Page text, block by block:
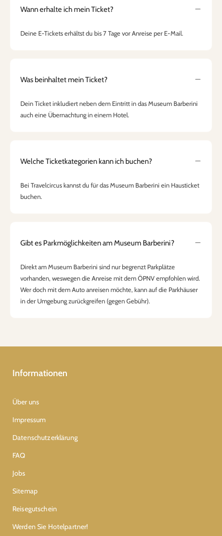
Wann erhalte ich mein Ticket?
Deine E-Tickets erhältst du bis 7 Tage vor Anreise per E-Mail.
Was beinhaltet mein Ticket?
Dein Ticket inkludiert neben dem Eintritt in das Museum Barberini
auch eine Übernachtung in einem Hotel.
Welche Ticketkategorien kann ich buchen?
Bei Travelcircus kannst du für das Museum Barberini ein Hausticket
buchen.
Gibt es Parkmöglichkeiten am Museum Barberini?
Direkt am Museum Barberini sind nur begrenzt Parkplätze
vorhanden, weswegen die Anreise mit dem ÖPNV empfohlen wird.
Wer doch mit dem Auto anreisen möchte, kann auf die Parkhäuser
in der Umgebung zurückgreifen (gegen Gebühr).
Informationen
Über uns
Impressum
Datenschutzerklärung
FAQ
Jobs
Sitemap
Reisegutschein
Werden Sie Hotelpartner!